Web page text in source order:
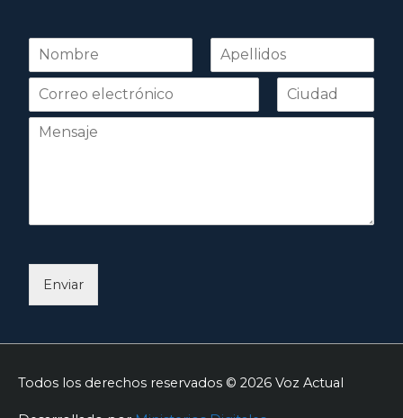
N
m
r
Nombre Apellidos
Enviar
Todos los derechos reservados © 2026 Voz Actual